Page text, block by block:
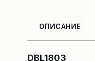
ОПИСАНИЕ
DBL1803